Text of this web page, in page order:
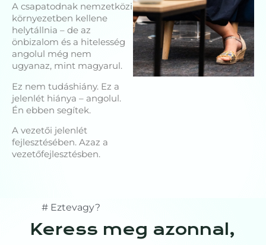
A csapatodnak nemzetközi
környezetben kellene
helytállnia – de az
önbizalom és a hitelesség
angolul még nem
ugyanaz, mint magyarul.
Ez nem tudáshiány. Ez a
jelenlét hiánya – angolul.
Én ebben segítek.
A vezetői jelenlét
fejlesztésében. Azaz a
vezetőfejlesztésben.
# Eztevagy?
Keress meg azonnal,